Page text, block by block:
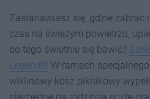
Zastanawiasz się, gdzie zabrać
czas na świeżym powietrzu,
do tego świetnie się bawić?
Legendii! W ramach
wiklinowy kosz piknikowy